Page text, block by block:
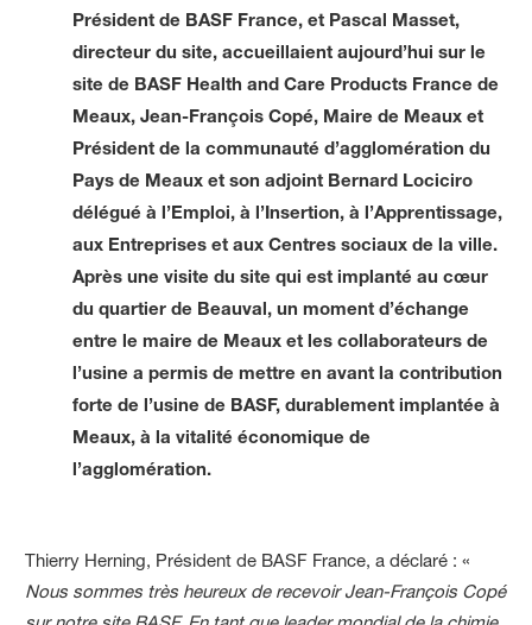
Président de BASF France, et Pascal Masset,
directeur du site, accueillaient aujourd’hui sur le
site de BASF Health and Care Products France de
Meaux, Jean-François Copé, Maire de Meaux et
Président de la communauté d’agglomération du
Pays de Meaux et son adjoint Bernard Lociciro
délégué à l’Emploi, à l’Insertion, à l’Apprentissage,
aux Entreprises et aux Centres sociaux de la ville.
Après une visite du site qui est implanté au cœur
du quartier de Beauval, un moment d’échange
entre le maire de Meaux et les collaborateurs de
l’usine a permis de mettre en avant la contribution
forte de l’usine de BASF, durablement implantée à
Meaux, à la vitalité économique de
l’agglomération.
Thierry Herning, Président de BASF France, a déclaré : «
Nous sommes très heureux de recevoir Jean-François Copé